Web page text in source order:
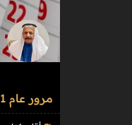
مرور عام 1431هـ الهجري